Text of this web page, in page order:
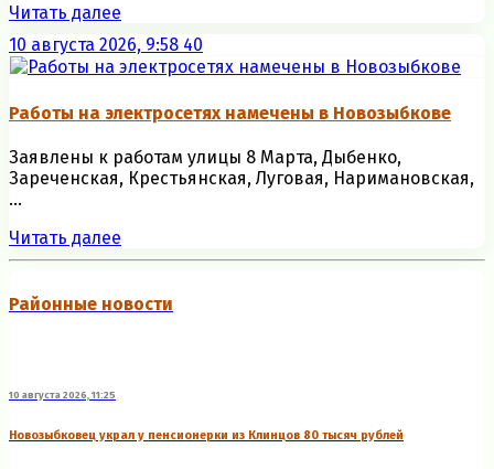
Читать далее
10 августа 2026, 9:58 40
Работы на электросетях намечены в Новозыбкове
Заявлены к работам улицы 8 Марта, Дыбенко,
Зареченская, Крестьянская, Луговая, Наримановская,
...
Читать далее
Районные новости
10 августа 2026, 11:25
Новозыбковец украл у пенсионерки из Клинцов 80 тысяч рублей